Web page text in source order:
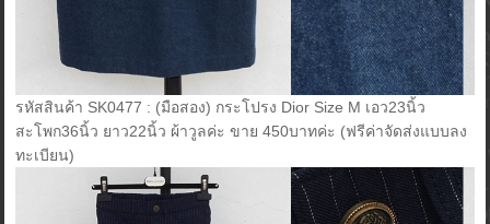
รหัสสินค้า SK0477 : (มือสอง) กระโปรง Dior Size M เอว23นิ้ว
สะโพก36นิ้ว ยาว22นิ้ว ผ้าวูลค่ะ ขาย 450บาทค่ะ (ฟรีค่าจัดส่งแบบลง
ทะเบียน)